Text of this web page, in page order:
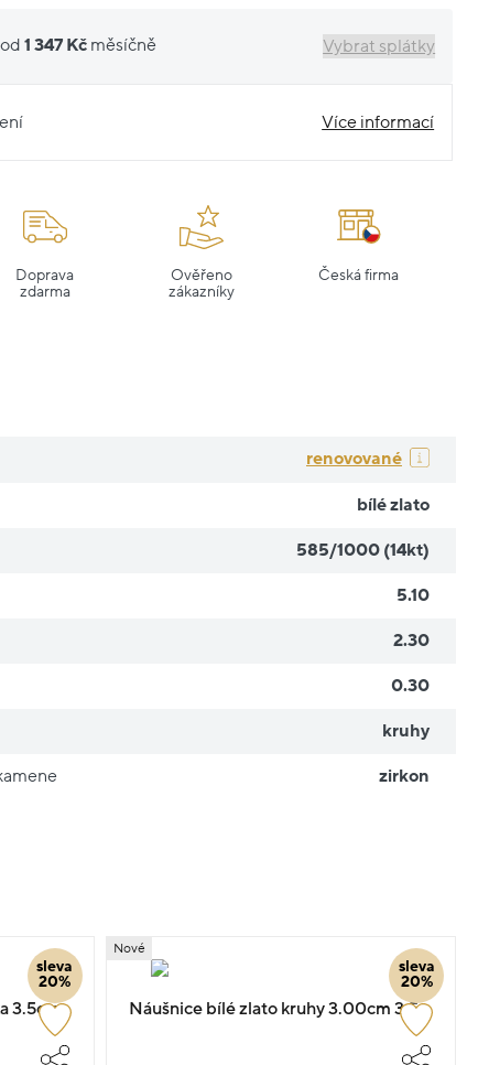
od1 347 Kč měsíčně Vybrat splátky
Více informací
Doprava
zdarma
Ověřeno
zákazníky
Česká firma
renovované
bílé zlato
585/1000 (14kt)
5.10
2.30
0.30
kruhy
zirkon
sleva
20%
3.5cm
sleva
20%
Nové
Náušnice bílé zlato kruhy 3.00cm 3.5g